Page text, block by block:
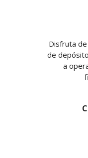
Disfruta
de
a